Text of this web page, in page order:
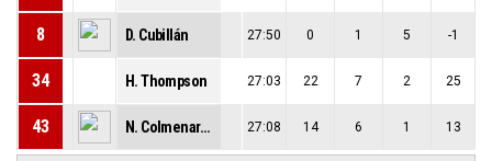
8 D. Cubillán 27:50 0 1 5 -1
34 H. Thompson 27:03 22 7 2 25
43 N. Colmenares 27:08 14 6 1 13